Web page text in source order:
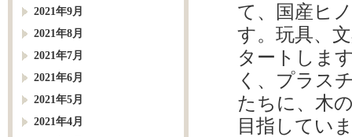
2021年9月
2021年8月
2021年7月
2021年6月
2021年5月
2021年4月
て、国産ヒ
す。玩具、
タートしま
く、プラス
たちに、木
目指してい